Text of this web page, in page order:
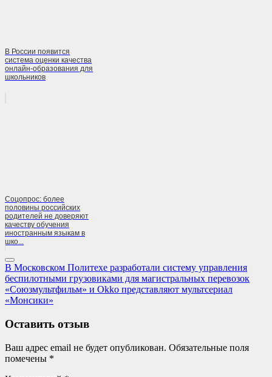
В России появится
система оценки качества
онлайн-образования для
школьников
Соцопрос: более
половины российских
родителей не доверяют
качеству обучения
иностранным языкам в
шко...
Навигация
по
записям
Previous
Post:
В Московском Политехе разработали систему управления
беспилотными грузовиками для магистральных перевозок
Next
Post:
«Союзмультфильм» и Okko представляют мультсериал
«Монсики»
Оставить отзыв
Ваш адрес email не будет опубликован. Обязательные поля
помечены *